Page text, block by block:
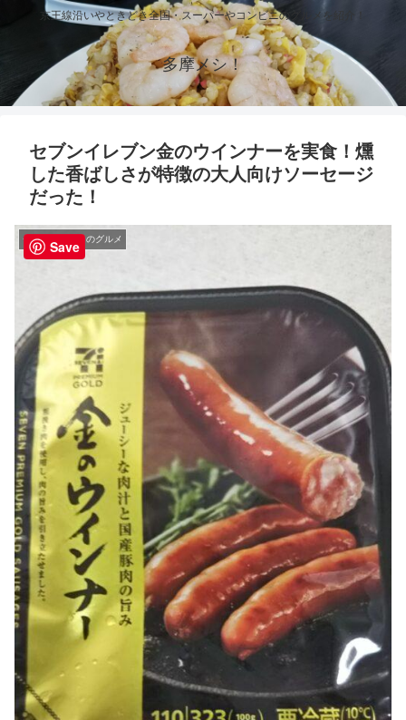
京王線沿いやときどき全国・スーパーやコンビニのグルメを紹介！
多摩メシ！
セブンイレブン金のウインナーを実食！燻
した香ばしさが特徴の大人向けソーセージ
だった！
セブンイレブンのグルメ
Save